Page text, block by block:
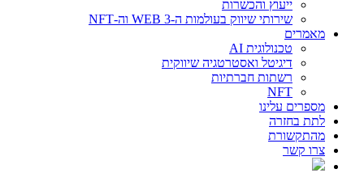
ייעוץ והכשרות
שירותי שיווק בעולמות ה-WEB 3 וה-NFT
מאמרים
טכנולוגית AI
דיגיטל ואסטרטגיה שיווקית
רשתות חברתיות
NFT
מספרים עלינו
לתת בחזרה
מהתקשורת
צרו קשר